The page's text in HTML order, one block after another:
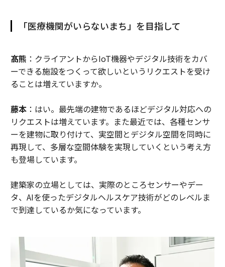
「医療機関がいらないまち」を目指して
髙熊 ：クライアントからIoT機器やデジタル技術をカバ
ーできる施設をつくって欲しいというリクエストを受け
ることは増えていますか。
藤本：はい。最先端の建物であるほどデジタル対応への
リクエストは増えています。また最近では、各種センサ
ーを建物に取り付けて、実空間とデジタル空間を同時に
再現して、多層な空間体験を実現していくという考え方
も登場しています。
建築家の立場としては、実際のところセンサーやデー
タ、AIを使ったデジタルヘルスケア技術がどのレベルま
で到達しているか気になっています。